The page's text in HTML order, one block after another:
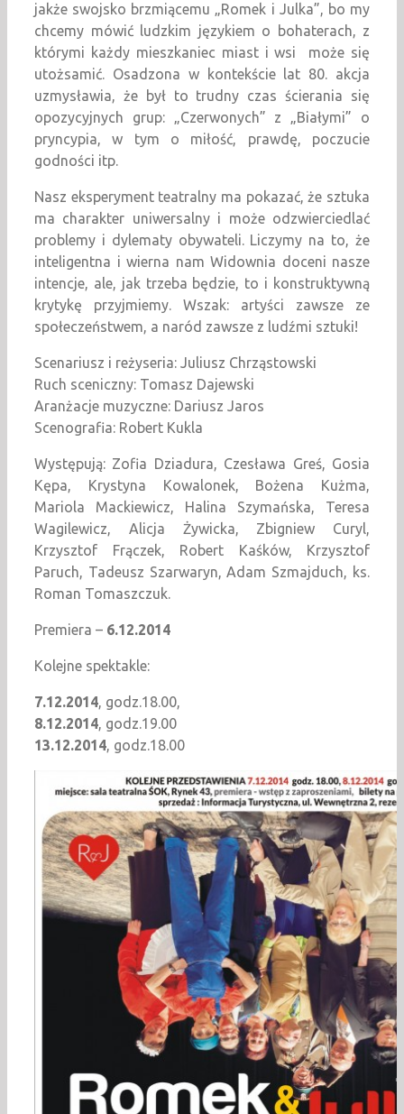
jakże swojsko brzmiącemu „Romek i Julka”, bo my
chcemy mówić ludzkim językiem o bohaterach, z
którymi każdy mieszkaniec miast i wsi może się
utożsamić. Osadzona w kontekście lat 80. akcja
uzmysławia, że był to trudny czas ścierania się
opozycyjnych grup: „Czerwonych” z „Białymi” o
pryncypia, w tym o miłość, prawdę, poczucie
godności itp.
Nasz eksperyment teatralny ma pokazać, że sztuka
ma charakter uniwersalny i może odzwierciedlać
problemy i dylematy obywateli. Liczymy na to, że
inteligentna i wierna nam Widownia doceni nasze
intencje, ale, jak trzeba będzie, to i konstruktywną
krytykę przyjmiemy. Wszak: artyści zawsze ze
społeczeństwem, a naród zawsze z ludźmi sztuki!
Scenariusz i reżyseria: Juliusz Chrząstowski
Ruch sceniczny: Tomasz Dajewski
Aranżacje muzyczne: Dariusz Jaros
Scenografia: Robert Kukla
Występują: Zofia Dziadura, Czesława Greś, Gosia
Kępa, Krystyna Kowalonek, Bożena Kużma,
Mariola Mackiewicz, Halina Szymańska, Teresa
Wagilewicz, Alicja Żywicka, Zbigniew Curyl,
Krzysztof Frączek, Robert Kaśków, Krzysztof
Paruch, Tadeusz Szarwaryn, Adam Szmajduch, ks.
Roman Tomaszczuk.
Premiera – 6.12.2014
Kolejne spektakle:
7.12.2014, godz.18.00,
8.12.2014, godz.19.00
13.12.2014, godz.18.00